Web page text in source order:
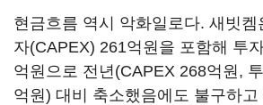
현금흐름 역시 악화일로다. 새빗
자(CAPEX) 261억원을 포함해 투
억원으로 전년(CAPEX 268억원,
억원) 대비 축소했음에도 불구하